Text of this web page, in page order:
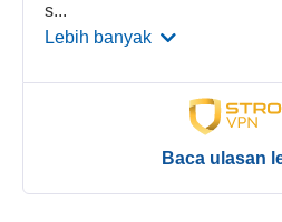
s...
Lebih banyak
Baca ulasan